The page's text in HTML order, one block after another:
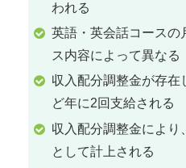
われる
英語・英会話コースの
ス内容によって異なる
収入配分調整金が存在
ど年に2回支給される
収入配分調整金により
として計上される